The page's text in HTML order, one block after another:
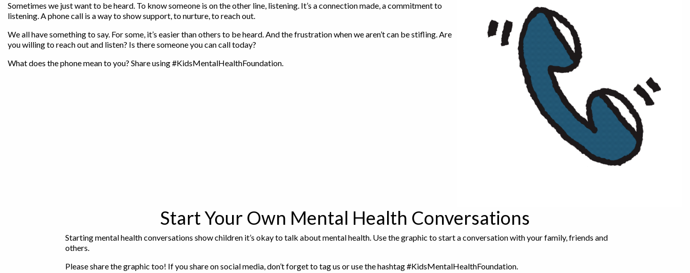
Sometimes we just want to be heard. To know someone is on the other line, listening. It’s a connection made, a commitment to
listening. A phone call is a way to show support, to nurture, to reach out.
We all have something to say. For some, it’s easier than others to be heard. And the frustration when we aren’t can be stifling. Are
you willing to reach out and listen? Is there someone you can call today?
What does the phone mean to you? Share using #KidsMentalHealthFoundation.
Start Your Own Mental Health Conversations
Starting mental health conversations show children it’s okay to talk about mental health. Use the graphic to start a conversation with your family, friends and
others.
Please share the graphic too! If you share on social media, don’t forget to tag us or use the hashtag #KidsMentalHealthFoundation.